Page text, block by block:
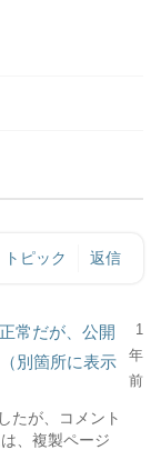
トピック 返信
常だが、公開
別箇所に表示
たが、コメント
、複製ページ
1
年
前